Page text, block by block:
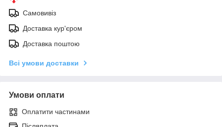
Самовивіз
Доставка кур'єром
Доставка поштою
Всі умови доставки
Умови оплати
Оплатити частинами